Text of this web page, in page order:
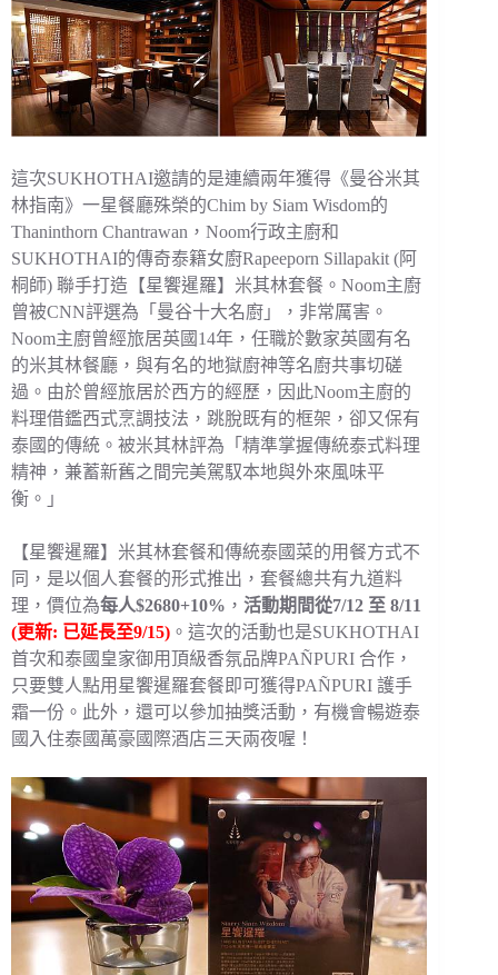
這次SUKHOTHAI邀請的是連續兩年獲得《曼谷米其
林指南》一星餐廳殊榮的Chim by Siam Wisdom的
Thaninthorn Chantrawan，Noom行政主廚和
SUKHOTHAI的傳奇泰籍女廚Rapeeporn Sillapakit (阿
桐師) 聯手打造【星饗暹羅】米其林套餐。Noom主廚
曾被CNN評選為「曼谷十大名廚」，非常厲害。
Noom主廚曾經旅居英國14年，任職於數家英國有名
的米其林餐廳，與有名的地獄廚神等名廚共事切磋
過。由於曾經旅居於西方的經歷，因此Noom主廚的
料理借鑑西式烹調技法，跳脫既有的框架，卻又保有
泰國的傳統。被米其林評為「精準掌握傳統泰式料理
精神，兼蓄新舊之間完美駕馭本地與外來風味平
衡。」
【星饗暹羅】米其林套餐和傳統泰國菜的用餐方式不
同，是以個人套餐的形式推出，套餐總共有九道料
理，價位為每人$2680+10% ， 活動期間從7/12 至 8/11
(更新: 已延長至9/15) 。這次的活動也是SUKHOTHAI
首次和泰國皇家御用頂級香氛品牌PAÑPURI 合作，
只要雙人點用星饗暹羅套餐即可獲得PAÑPURI 護手
霜一份。此外，還可以參加抽獎活動，有機會暢遊泰
國入住泰國萬豪國際酒店三天兩夜喔！